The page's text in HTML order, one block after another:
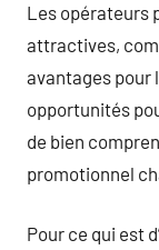
Les opérateurs
attractives,
avantages pour
opportunités
de bien
promotionnel
Pour ce qui est